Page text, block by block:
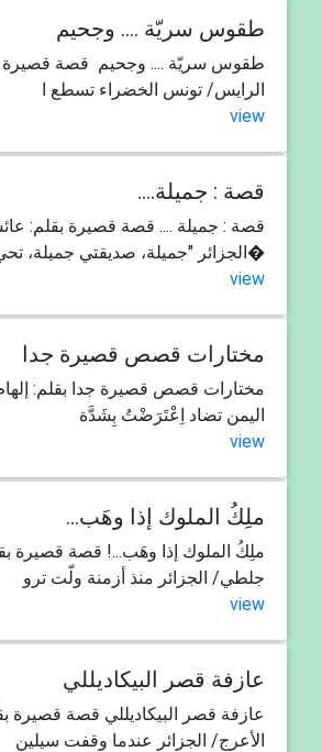
طقوس سريّة .... وجحيم
الرايس/ تونس الخضراء تسطع ا
view
....قصة : جميلة
قصة : جميلة .... قصة قصيرة بقلم:
الجزائر "جميلة، صديقتي جميلة، تحي�
view
مختارات قصص قصيرة جدا
مختارات قصص قصيرة جدا بقلم:
اليمن تضاد اِعْتَرَضْتُ بِشَدَّة
view
...ملِكُ الملوك إذا وهَب
ملِكُ الملوك إذا وهَب...! قصة قصيرة
جلطي/ الجزائر منذ أزمنة ولّت ترو
view
عازفة قصر البيكاديللي
عازفة قصر البيكاديللي قصة قصيرة
الأعرج/ الجزائر عندما وقفت سيلين